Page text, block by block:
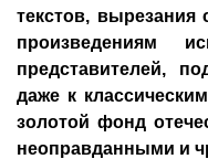
текстов, вырезания
произведениям
представителей,
даже к
золотой фонд
неоправданными и